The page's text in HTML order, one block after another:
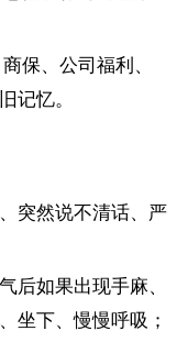
保、公司福利、
记忆。
突然说不清话、严
后如果出现手麻、
坐下、慢慢呼吸；